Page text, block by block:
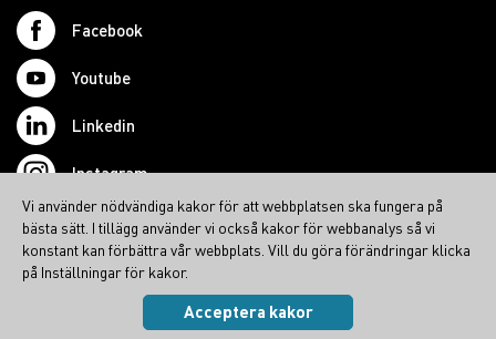
Facebook
Youtube
Linkedin
Instagram
© 2025 Swedish Northcom AB
Cookies
Vi använder nödvändiga kakor för att webbplatsen ska fungera på
bästa sätt. I tillägg använder vi också kakor för webbanalys så vi
konstant kan förbättra vår webbplats. Vill du göra förändringar klicka
på Inställningar för kakor.
Acceptera kakor